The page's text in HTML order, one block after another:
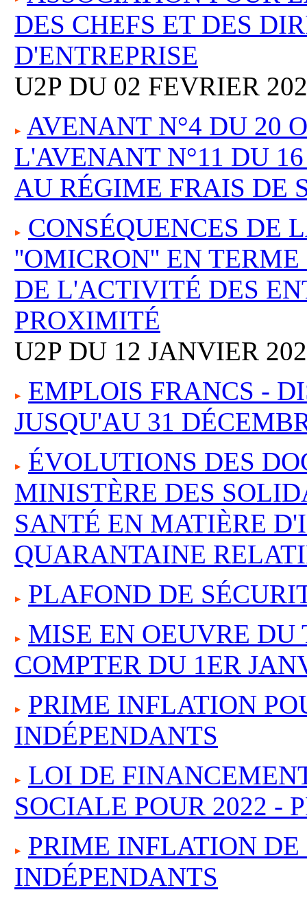
DES CHEFS ET DES
D'ENTREPRISE
U2P DU 02 FEVRIER
AVENANT N°4 DU 20
L'AVENANT N°11 DU
AU RÉGIME FRAIS DE
CONSÉQUENCES DE
''OMICRON'' EN
DE L'ACTIVITÉ DES
PROXIMITÉ
U2P DU 12 JANVIER
EMPLOIS FRANCS -
JUSQU'AU 31
ÉVOLUTIONS DES
MINISTÈRE DES
SANTÉ EN MATIÈRE
QUARANTAINE
PLAFOND DE
MISE EN OEUVRE
COMPTER DU 1ER
PRIME INFLATION
INDÉPENDANTS
LOI DE
SOCIALE POUR 2022 -
PRIME INFLATION
INDÉPENDANTS